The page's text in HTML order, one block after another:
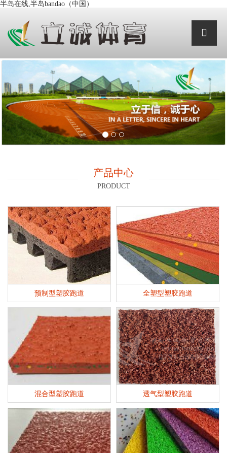
半岛在线,半岛bandao（中国）
产品中心
PRODUCT
预制型塑胶跑道 全塑型塑胶跑道
混合型塑胶跑道 透气型塑胶跑道